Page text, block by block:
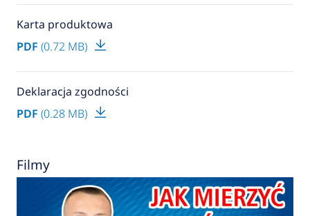
Karta produktowa
PDF (0.72 MB)
Deklaracja zgodności
PDF (0.28 MB)
Filmy